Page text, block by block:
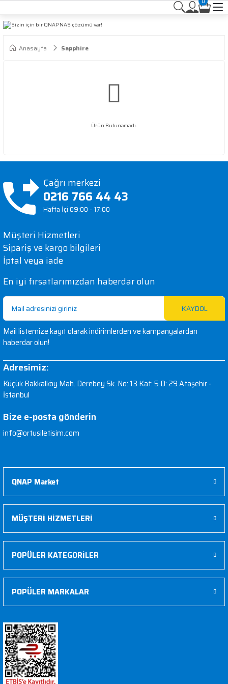
Anasayfa Sapphire
Ürün Bulunamadı.
Çağrı merkezi
0216 766 44 43
Hafta İçi 09:00 - 17:00
Müşteri Hizmetleri
Sipariş ve kargo bilgileri
İptal veya iade
En iyi fırsatlarımızdan haberdar olun
KAYDOL
Mail listemize kayıt olarak indirimlerden ve kampanyalardan
haberdar olun!
Adresimiz:
Küçük Bakkalköy Mah. Derebey Sk. No: 13 Kat: 5 D: 29 Ataşehir -
İstanbul
Bize e-posta gönderin
info@ortusiletisim.com
QNAP Market
MÜŞTERİ HİZMETLERİ
POPÜLER KATEGORİLER
POPÜLER MARKALAR